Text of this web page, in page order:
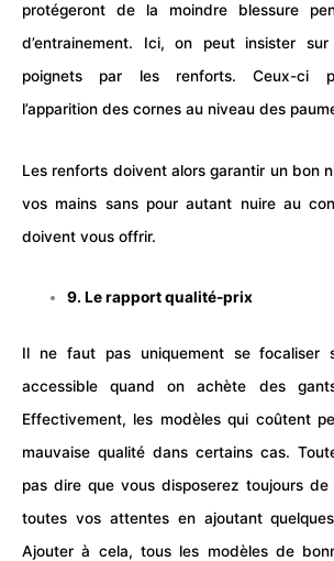
protégeront de la moindre blessure
d’entrainement. Ici, on peut insister
poignets par les renforts. Ceux-ci
l’apparition des cornes au niveau des
Les renforts doivent alors garantir un bon
vos mains sans pour autant nuire au
doivent vous offrir.
9. Le rapport qualité-prix
Il ne faut pas uniquement se focaliser
accessible quand on achète des
Effectivement, les modèles qui coûtent
mauvaise qualité dans certains cas.
pas dire que vous disposerez toujours
toutes vos attentes en ajoutant
Ajouter à cela, tous les modèles de